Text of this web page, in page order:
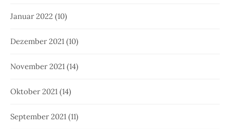
Januar 2022 (10)
Dezember 2021 (10)
November 2021 (14)
Oktober 2021 (14)
September 2021 (11)